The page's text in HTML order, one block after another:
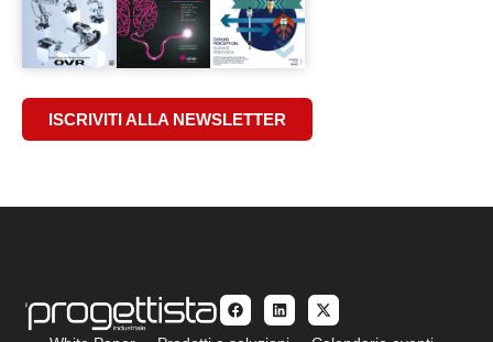
ISCRIVITI ALLA NEWSLETTER